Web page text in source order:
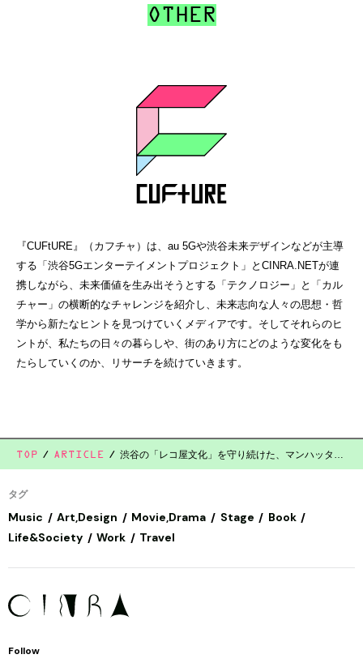
OTHER
『CUFtURE』（カフチャ）は、au 5Gや渋谷未来デザインなどが主導
する「渋谷5Gエンターテイメントプロジェクト」とCINRA.NETが連
携しながら、未来価値を生み出そうとする「テクノロジー」と「カル
チャー」の横断的なチャレンジを紹介し、未来志向な人々の思想・哲
学から新たなヒントを見つけていくメディアです。そしてそれらのヒ
ントが、私たちの日々の暮らしや、街のあり方にどのような変化をも
たらしていくのか、リサーチを続けていきます。
TOP ARTICLE
タグ
Music Art,Design Movie,Drama Stage
Book
Life&Society
Work Travel
Follow